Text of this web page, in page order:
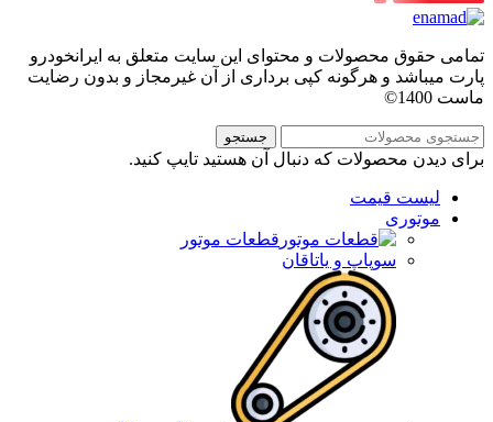
تمامی حقوق محصولات و محتوای این سایت متعلق به ایرانخودرو
پارت میباشد و هرگونه کپی برداری از آن غیرمجاز و بدون رضایت
ماست 1400©
جستجو
برای دیدن محصولات که دنبال آن هستید تایپ کنید.
لیست قیمت
موتوری
قطعات موتور
سوپاپ و یاتاقان